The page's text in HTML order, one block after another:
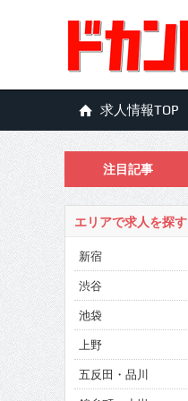
求人情報TOP
注目記事
エリアで求人を探す
新宿
渋谷
池袋
上野
五反田・品川